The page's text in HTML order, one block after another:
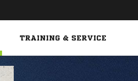
TRAINING & SERVICE